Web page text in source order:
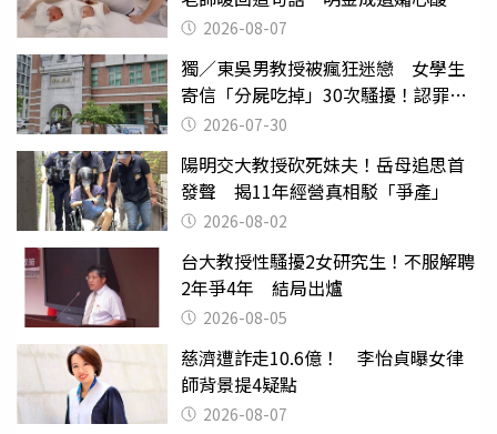
淚 2026-08-07
獨／東吳男教授被瘋狂迷戀 女學生
寄信「分屍吃掉」30次騷擾！認罪免
關 2026-07-30
陽明交大教授砍死妹夫！岳母追思首
發聲 揭11年經營真相駁「爭產」
2026-08-02
台大教授性騷擾2女研究生！不服解聘
2年爭4年 結局出爐
2026-08-05
慈濟遭詐走10.6億！ 李怡貞曝女律
師背景提4疑點
2026-08-07